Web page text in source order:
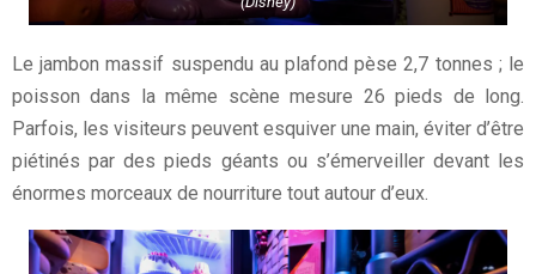
Le jambon massif suspendu au plafond pèse 2,7 tonnes ; le
poisson dans la même scène mesure 26 pieds de long.
Parfois, les visiteurs peuvent esquiver une main, éviter d’être
piétinés par des pieds géants ou s’émerveiller devant les
énormes morceaux de nourriture tout autour d’eux.